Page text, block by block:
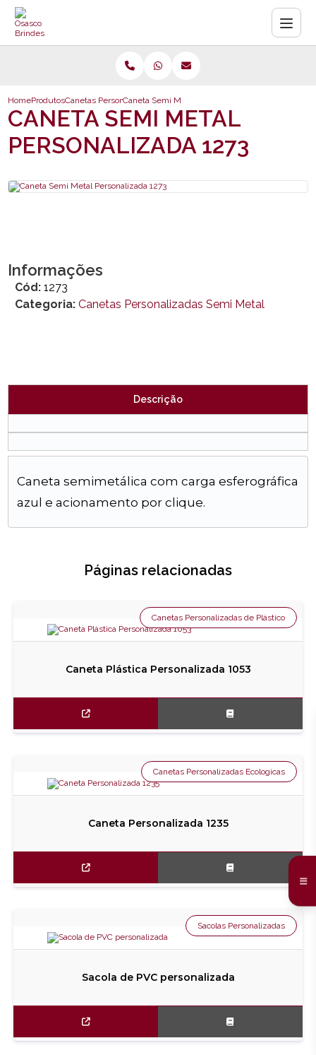
HomeProdutosCanetas Personalizadas Semi Metal
Caneta Semi Metal Personalizada 1273
CANETA SEMI METAL
PERSONALIZADA 1273
Informações
Cód: 1273
Categoria: Canetas Personalizadas Semi Metal
Descrição
Caneta semimetálica com carga esferográfica
azul e acionamento por clique.
Páginas relacionadas
Caneta Plástica Personalizada 1053
Canetas Personalizadas de Plástico
Caneta Personalizada 1235
Canetas Personalizadas Ecologicas
Sacola de PVC personalizada
Sacolas Personalizadas